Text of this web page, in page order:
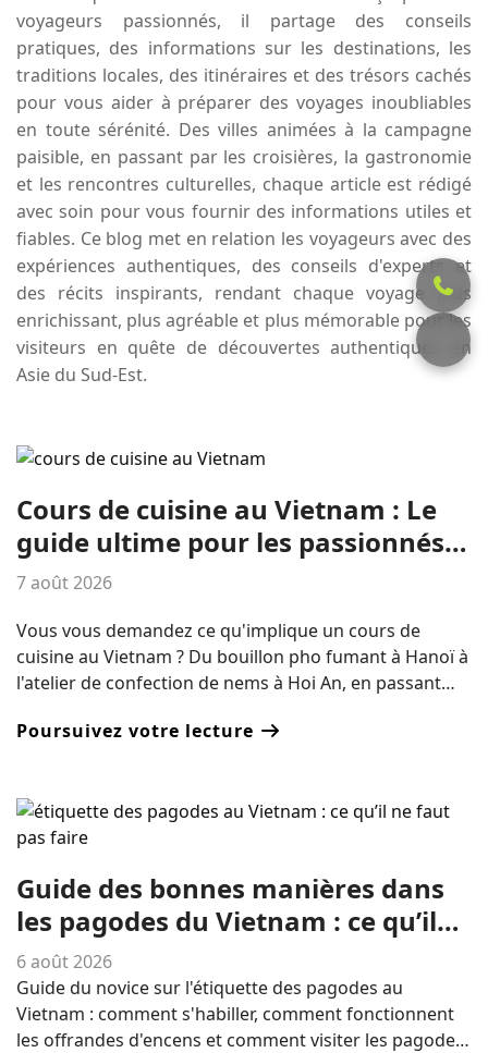
voyageurs passionnés, il partage des conseils
pratiques, des informations sur les destinations, les
traditions locales, des itinéraires et des trésors cachés
pour vous aider à préparer des voyages inoubliables
en toute sérénité. Des villes animées à la campagne
paisible, en passant par les croisières, la gastronomie
et les rencontres culturelles, chaque article est rédigé
avec soin pour vous fournir des informations utiles et
fiables. Ce blog met en relation les voyageurs avec des
expériences authentiques, des conseils d'experts et
des récits inspirants, rendant chaque voyage plus
enrichissant, plus agréable et plus mémorable pour les
visiteurs en quête de découvertes authentiques en
Asie du Sud-Est.
Cours de cuisine au Vietnam : Le
guide ultime pour les passionnés
de gastronomie (2026)
7 août 2026
Vous vous demandez ce qu'implique un cours de
cuisine au Vietnam ? Du bouillon pho fumant à Hanoï à
l'atelier de confection de nems à Hoi An, en passant
guide vous présente les meilleurs cours de cuisine
réponses aux questions les plus fréquentes des
voyageurs.
Poursuivez votre lecture
Guide des bonnes manières dans
les pagodes du Vietnam : ce qu’il
faut faire, ne pas faire et conseils
pour les novices
6 août 2026
Guide du novice sur l'étiquette des pagodes au
Vietnam : comment s'habiller, comment fonctionnent
les offrandes d'encens et comment visiter les pagodes